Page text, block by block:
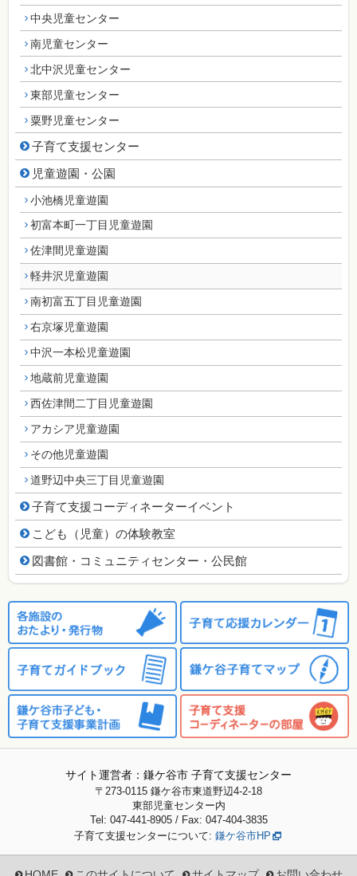
中央児童センター
南児童センター
北中沢児童センター
東部児童センター
粟野児童センター
子育て支援センター
児童遊園・公園
小池橋児童遊園
初富本町一丁目児童遊園
佐津間児童遊園
軽井沢児童遊園
南初富五丁目児童遊園
右京塚児童遊園
中沢一本松児童遊園
地蔵前児童遊園
西佐津間二丁目児童遊園
アカシア児童遊園
その他児童遊園
道野辺中央三丁目児童遊園
子育て支援コーディネーターイベント
こども（児童）の体験教室
図書館・コミュニティセンター・公民館
サイト運営者：鎌ケ谷市 子育て支援センター
〒273-0115 鎌ケ谷市東道野辺4-2-18
東部児童センター内
Tel: 047-441-8905 / Fax: 047-404-3835
子育て支援センターについて: 鎌ケ谷市HP